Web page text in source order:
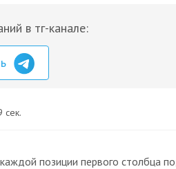
в тг-канале:
сек.
позиции первого столбца